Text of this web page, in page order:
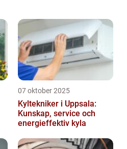
07 oktober 2025
Kyltekniker i Uppsala:
Kunskap, service och
energieffektiv kyla